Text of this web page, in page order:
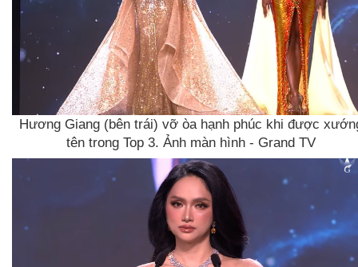
Hương Giang (bên trái) vỡ òa hạnh phúc khi được
tên trong Top 3. Ảnh màn hình - Grand TV